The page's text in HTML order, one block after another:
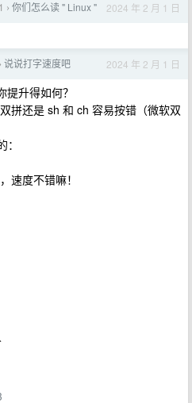
› 你们怎么读 " Linux " 2024 年 2 月 1 日
› 说说打字速度吧 2024 年 2 月 1 日
升得如何？
拼还是 sh 和 ch 容易按错（微软双
：
速度不错嘛！